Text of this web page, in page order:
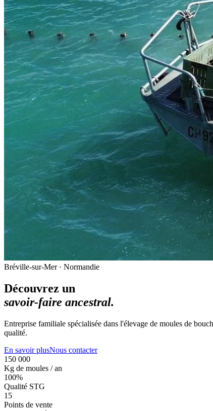
Bréville-sur-Mer · Normandie
Découvrez un
savoir-faire ancestral.
Entreprise familiale spécialisée dans l'élevage de moules de
qualité.
En savoir plusNous contacter
150 000
Kg de moules / an
100%
Qualité STG
15
Points de vente